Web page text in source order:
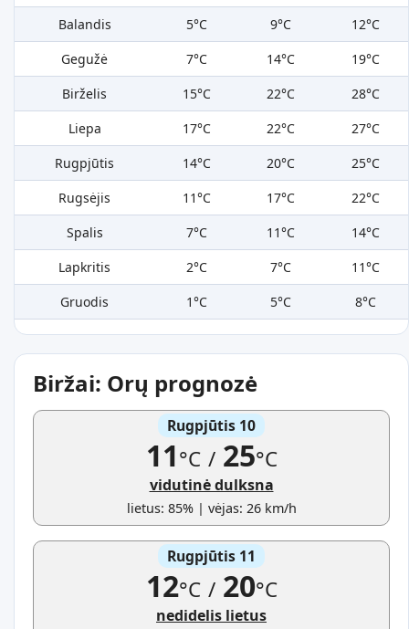
Balandis
5°C 9°C
12°C
Gegužė
7°C 14°C
19°C
Birželis
15°C 22°C
28°C
Liepa
17°C 22°C
27°C
Rugpjūtis
14°C 20°C
25°C
Rugsėjis
11°C 17°C
22°C
Spalis
7°C 11°C
14°C
Lapkritis
2°C 7°C
11°C
Gruodis
1°C 5°C 8°C
Biržai: Orų prognozė
Rugpjūtis 10
11°C /25°C
vidutinė dulksna
lietus: 85% | vėjas: 26 km/h
Rugpjūtis 11
12°C /20°C
nedidelis lietus